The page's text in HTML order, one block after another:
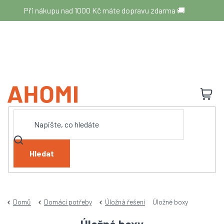
obsah
Při nákupu nad 1000 Kč máte dopravu zdarma 🚚
Hledat
Domů Domácí potřeby Úložná řešení Úložné boxy